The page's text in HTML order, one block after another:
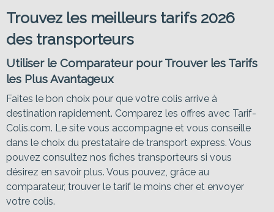
Trouvez les meilleurs tarifs 2026
des transporteurs
Utiliser le Comparateur pour Trouver les Tarifs
les Plus Avantageux
Faites le bon choix pour que votre colis arrive à
destination rapidement. Comparez les offres avec Tarif-
Colis.com. Le site vous accompagne et vous conseille
dans le choix du prestataire de transport express. Vous
pouvez consultez nos fiches transporteurs si vous
désirez en savoir plus. Vous pouvez, grâce au
comparateur, trouver le tarif le moins cher et envoyer
votre colis.